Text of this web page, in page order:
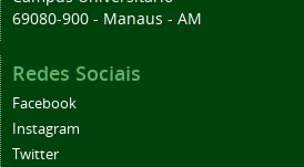
69080-900 - Manaus - AM
Redes Sociais
Facebook
Instagram
Twitter